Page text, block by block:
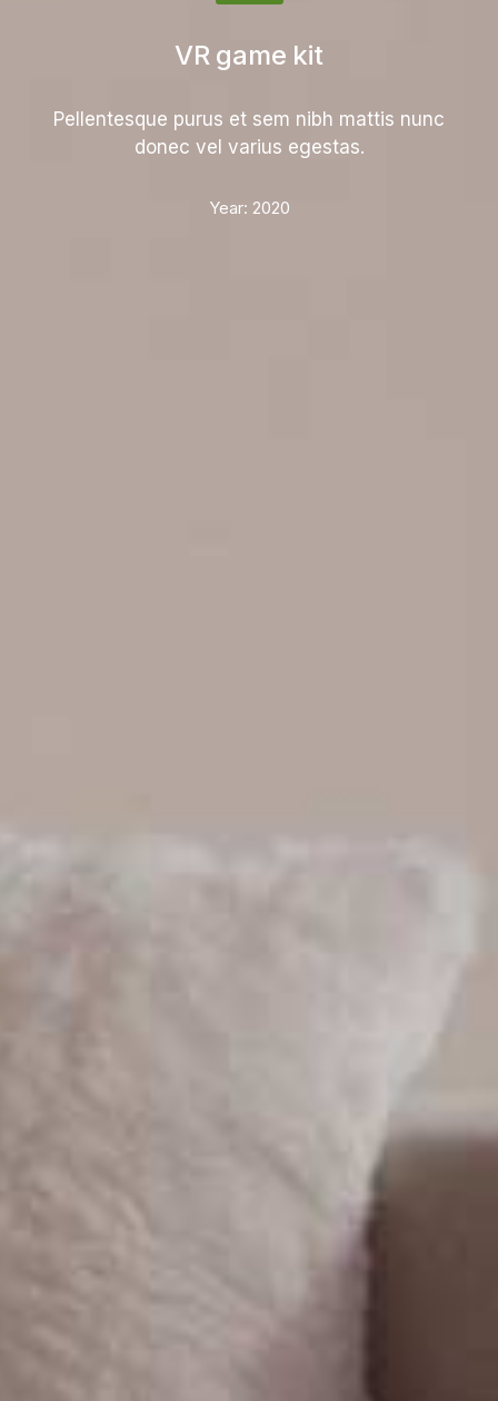
VR game kit
Pellentesque purus et sem nibh mattis nunc
donec vel varius egestas.
Year: 2020